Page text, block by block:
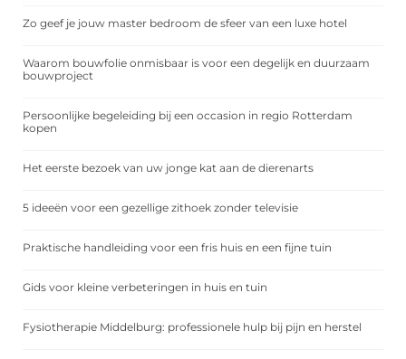
Zo geef je jouw master bedroom de sfeer van een luxe hotel
Waarom bouwfolie onmisbaar is voor een degelijk en duurzaam
bouwproject
Persoonlijke begeleiding bij een occasion in regio Rotterdam
kopen
Het eerste bezoek van uw jonge kat aan de dierenarts
5 ideeën voor een gezellige zithoek zonder televisie
Praktische handleiding voor een fris huis en een fijne tuin
Gids voor kleine verbeteringen in huis en tuin
Fysiotherapie Middelburg: professionele hulp bij pijn en herstel